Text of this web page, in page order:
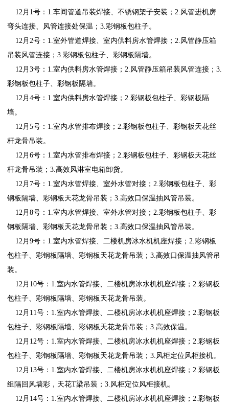
12月1号：1.车间管道吊装焊接、不锈钢架子安装；2.风管进机房
弯头连接、风管连接处保温；3.彩钢板包柱子。
12月2号：1.室外管道焊接、室内供料房水管焊接；2.风管静压箱
吊装风管连接；3.彩钢板包柱子、彩钢板隔墙。
12月3号：1.室内供料房水管焊接；2.风管静压箱吊装风管连接；3.
彩钢板包柱子、彩钢板隔墙。
12月4号：1.室内供料房水管焊接；2.彩钢板包柱子、彩钢板隔
墙。
12月5号：1.室内水管排布焊接；2.彩钢板包柱子、彩钢板天花丝
杆龙骨吊装。
12月6号：1.室内水管排布焊接；2.彩钢板包柱子、彩钢板天花丝
杆龙骨吊装；3.高效风淋室电箱卸货。
12月7号：1.室内水管焊接、室外水管对接；2.彩钢板包柱子、彩
钢板隔墙、彩钢板天花龙骨吊装；3.高效口保温抽风管吊装。
12月8号：1.室内水管焊接、室外水管对接；2.彩钢板包柱子、彩
钢板隔墙、彩钢板天花龙骨吊装；3.高效口保温抽风管吊装。
12月9号：1.室内水管焊接、二楼机房冰水机机座焊接；2.彩钢板
包柱子、彩钢板隔墙、彩钢板天花龙骨吊装；3.高效口保温抽风管吊
装。
12月10号：1.室内水管焊接、二楼机房冰水机机座焊接；2.彩钢板
包柱子、彩钢板隔墙、彩钢板天花龙骨吊装。
12月11号：1.室内水管焊接、二楼机房冰水机机座焊接；2.彩钢板
包柱子、彩钢板隔墙、彩钢板天花龙骨吊装；3.高效保温。
12月12号：1.室内水管焊接、二楼机房冰水机机座焊接；2.彩钢板
包柱子、彩钢板隔墙、彩钢板天花龙骨吊装；3.风柜定位风柜接机。
12月13号：1.室内水管焊接、二楼机房冰水机机座焊接；2.彩钢板
组隔回风墙彩，天花T梁吊装；3.风柜定位风柜接机。
12月14号：1.室内水管焊接、二楼机房冰水机机座焊接；2.彩钢板